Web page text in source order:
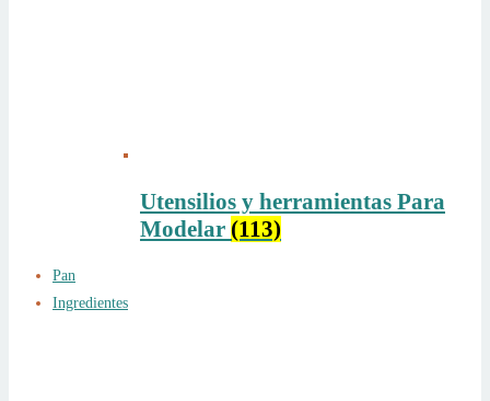
Utensilios y herramientas Para
Modelar (113)
Pan
Ingredientes